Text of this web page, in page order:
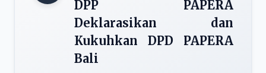
DPP PAPERA
Deklarasikan dan
Kukuhkan DPD PAPERA
Bali